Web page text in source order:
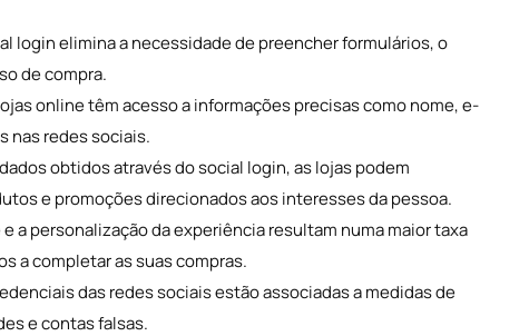
login elimina a necessidade de preencher formulários, o
de compra.
online têm acesso a informações precisas como nome, e-
nas redes sociais.
obtidos através do social login, as lojas podem
e promoções direcionados aos interesses da pessoa.
a personalização da experiência resultam numa maior taxa
a completar as suas compras.
das redes sociais estão associadas a medidas de
e contas falsas.